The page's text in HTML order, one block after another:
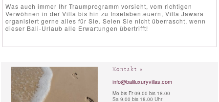
Was auch immer Ihr Traumprogramm vorsieht, vom richtigen
Verwöhnen in der Villa bis hin zu Inselabenteuern, Villa Jawara
organisiert gerne alles für Sie. Seien Sie nicht überrascht, wenn
dieser Bali-Urlaub alle Erwartungen übertrifft!
Kontakt »
info@baliluxuryvillas.com
Mo bis Fr 09.00 bis 18.00
Sa 9.00 bis 18.00 Uhr